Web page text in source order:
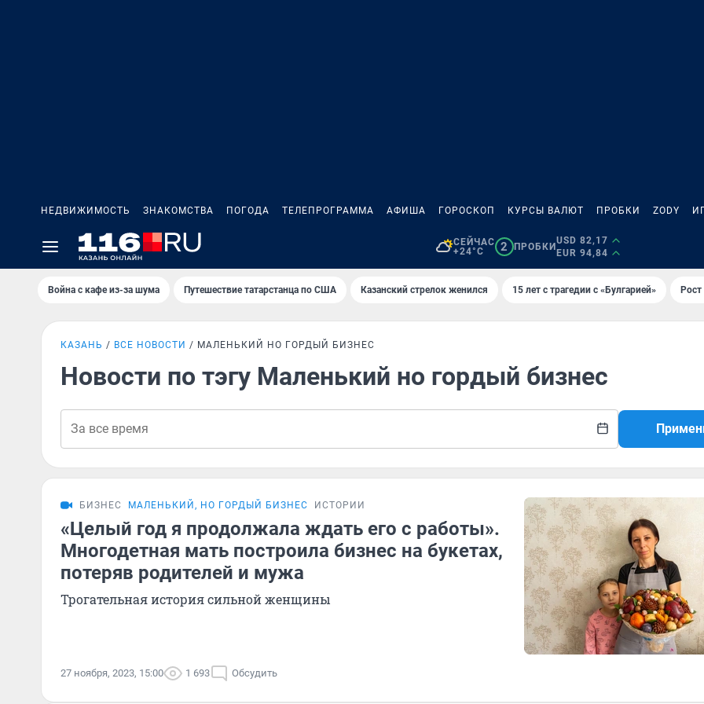
НЕДВИЖИМОСТЬ ЗНАКОМСТВА ПОГОДА ТЕЛЕПРОГРАММА АФИША ГОРОСКОП КУРСЫ ВАЛЮТ ПРОБКИ ZODY
СЕЙЧАС
+24°C
2 ПРОБКИ
USD 82,17
EUR 94,84
Война с кафе из-за шума Путешествие татарстанца по США Казанский стрелок женился 15 лет с трагедии с «Булгарией»
КАЗАНЬ ВСЕ НОВОСТИ МАЛЕНЬКИЙ НО ГОРДЫЙ БИЗНЕС
Новости по тэгу Маленький но гордый бизнес
БИЗНЕС МАЛЕНЬКИЙ, НО ГОРДЫЙ БИЗНЕС ИСТОРИИ
«Целый год я продолжала ждать его с работы».
Многодетная мать построила бизнес на букетах,
потеряв родителей и мужа
Трогательная история сильной женщины
27 ноября, 2023, 15:00 1 693 Обсудить